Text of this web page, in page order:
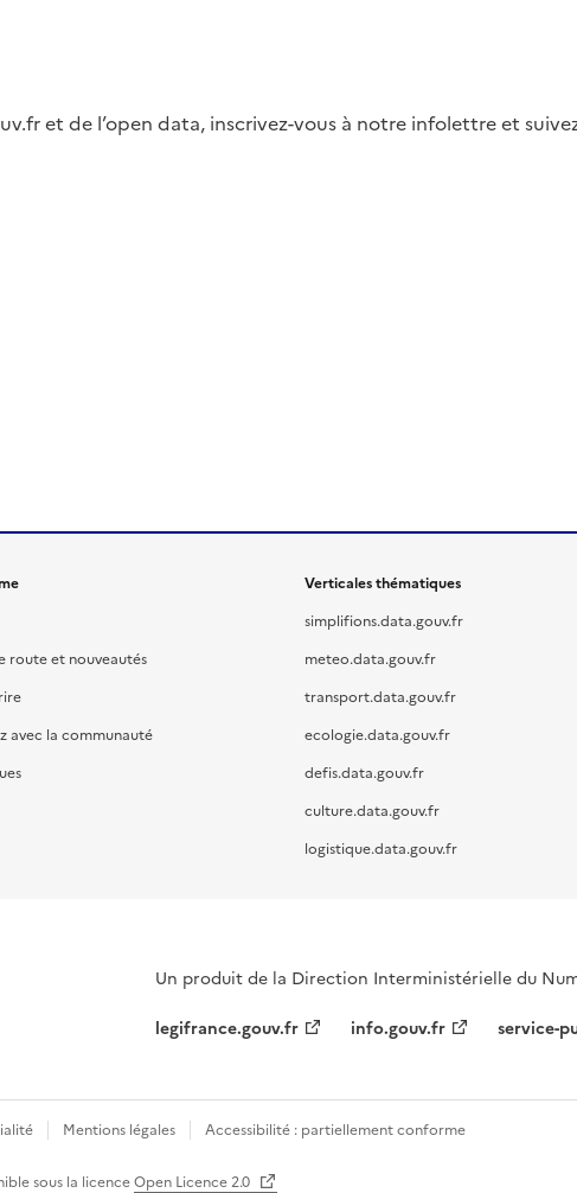
et de l’open data, inscrivez-vous à notre infolettre et
route et nouveautés
avec la communauté
Verticales thématiques
simplifions.data.gouv.fr
meteo.data.gouv.fr
transport.data.gouv.fr
ecologie.data.gouv.fr
defis.data.gouv.fr
culture.data.gouv.fr
logistique.data.gouv.fr
Un produit de la Direction Interministérielle du
legifrance.gouv.fr
info.gouv.fr service-
Mentions légales Accessibilité : partiellement conforme
sous la licenceOpen Licence 2.0